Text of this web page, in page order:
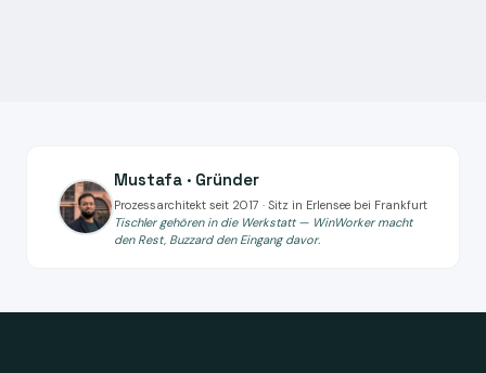
Mustafa · Gründer
Prozessarchitekt seit 2017 · Sitz in Erlensee bei Frankfurt
Tischler gehören in die Werkstatt — WinWorker macht
den Rest, Buzzard den Eingang davor.